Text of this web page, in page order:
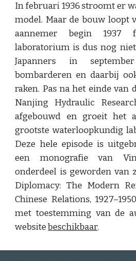
In februari 1936 stroomt er
model. Maar de bouw loopt
aannemer begin 1937
laboratorium is dus nog
Japanners in
bombarderen en daarbij
raken. Pas na het einde van
Nanjing Hydraulic
afgebouwd en groeit het
grootste waterloopkundig
Deze hele episode is
een monografie van
onderdeel is geworden van
Diplomacy: The Modern
Chinese Relations,
met toestemming van de
websitebeschikbaar.